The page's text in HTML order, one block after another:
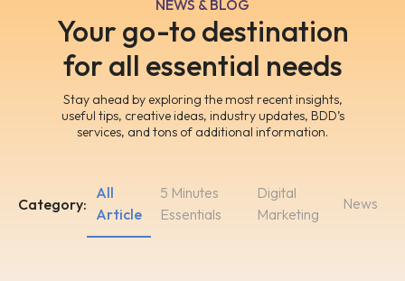
NEWS & BLOG
Your go-to destination
for all essential needs
Stay ahead by exploring the most recent insights,
useful tips, creative ideas, industry updates, BDD’s
services, and tons of additional information.
Category:
5 Minutes
Essentials
Digital
Marketing
All
Article
News